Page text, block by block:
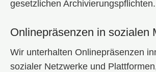
gesetzlichen Archivierungspflichten.
Onlinepräsenzen in sozialen
Wir unterhalten Onlinepräsenzen
sozialer Netzwerke und